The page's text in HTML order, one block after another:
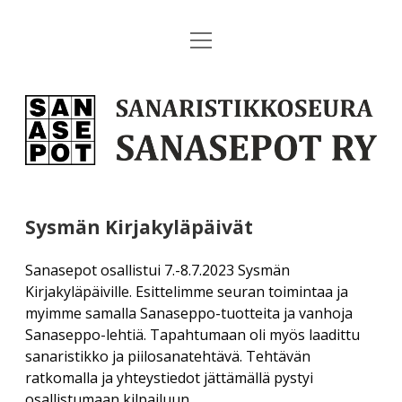
Etusivu
dropdown
menu
Koululaisten Ristikko SM 2026
Helsingin antikvaariset kirjapäivät 20.–22.3.2026
Piilosana SM 2026
Muut tulevat tapahtumat
Paikalliskerhot open
dropdown
Helsinki
Hämeenlinna
Kajaani
Lahti
Lappeenranta
menu
Sanaseppo-lehti
Sanaseppo 1/2023
Nurmi-Nyyssönen: Suomalainen sanaristikko
Sanaseppo-seinäkalenteri
Esite
Palvelut open
menu
Liity jäseneksi!
Lahjajäsenyys
Tietopankki open
dropdown
menu
Uutiset
Menneet tapahtumat open
dropdown
Yhteystiedot open
dropdown
menu
Yhdistyksen yhteystiedot
Hallituksen sivut
open
Sanaristikkoseura
Sanasepot
ry
Sysmän Kirjakyläpäivät
Sanasepot osallistui 7.-8.7.2023 Sysmän
Kirjakyläpäiville. Esittelimme seuran toimintaa ja
myimme samalla Sanaseppo-tuotteita ja vanhoja
Sanaseppo-lehtiä. Tapahtumaan oli myös laadittu
sanaristikko ja piilosanatehtävä. Tehtävän
ratkomalla ja yhteystiedot jättämällä pystyi